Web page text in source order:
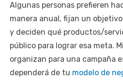
Algunas personas prefieren
manera anual, fijan un
y deciden qué productos/
público para lograr esa meta.
organizan para una campaña
dependerá de tu modelo de